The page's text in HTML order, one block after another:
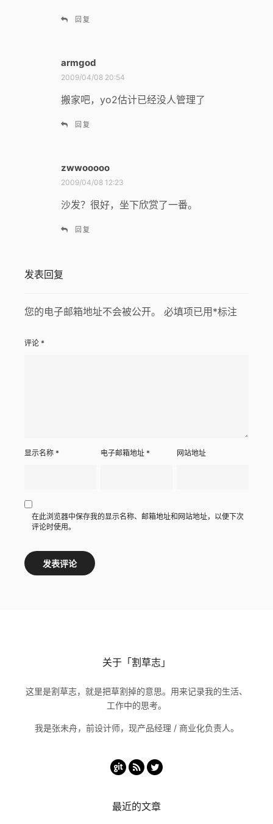
回复
armgod
道
2009/04/08 20:54
搬家吧，yo2估计已经没人管理了
回复
zwwooooo
道
2009/04/08 12:23
沙发？很好，坐下欣赏了一番。
回复
发表回复
您的电子邮箱地址不会被公开。 必填项已用*标注
评论 *
显示名称 * 电子邮箱地址* 网站地址
在此浏览器中保存我的显示名称、邮箱地址和网站地址，以便下次
评论时使用。
关于「割草志」
这里是割草志，就是把草割掉的意思。用来记录我的生活、
工作中的思考。
我是张未舟，前设计师，现产品经理 / 商业化负责人。
最近的文章